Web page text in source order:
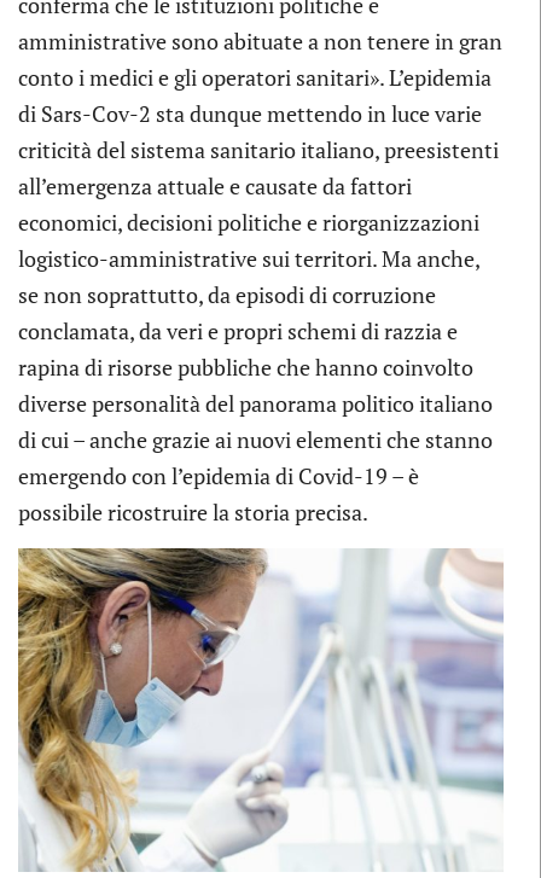
amministrative sono abituate a non tenere in gran
conto i medici e gli operatori sanitari». L’epidemia
di Sars-Cov-2 sta dunque mettendo in luce varie
criticità del sistema sanitario italiano, preesistenti
all’emergenza attuale e causate da fattori
economici, decisioni politiche e riorganizzazioni
logistico-amministrative sui territori. Ma anche,
se non soprattutto, da episodi di corruzione
conclamata, da veri e propri schemi di razzia e
rapina di risorse pubbliche che hanno coinvolto
diverse personalità del panorama politico italiano
di cui – anche grazie ai nuovi elementi che stanno
emergendo con l’epidemia di Covid-19 – è
possibile ricostruire la storia precisa.